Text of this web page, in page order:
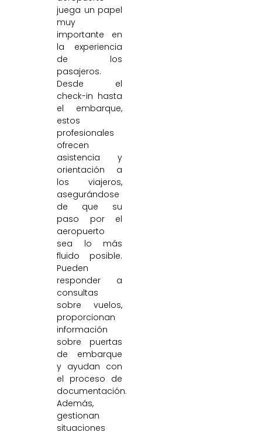
juega un papel
muy
importante en
la experiencia
de los
pasajeros.
Desde el
check-in hasta
el embarque,
estos
profesionales
ofrecen
asistencia y
orientación a
los viajeros,
asegurándose
de que su
paso por el
aeropuerto
sea lo más
fluido posible.
Pueden
responder a
consultas
sobre vuelos,
proporcionan
información
sobre puertas
de embarque
y ayudan con
el proceso de
documentación.
Además,
gestionan
situaciones